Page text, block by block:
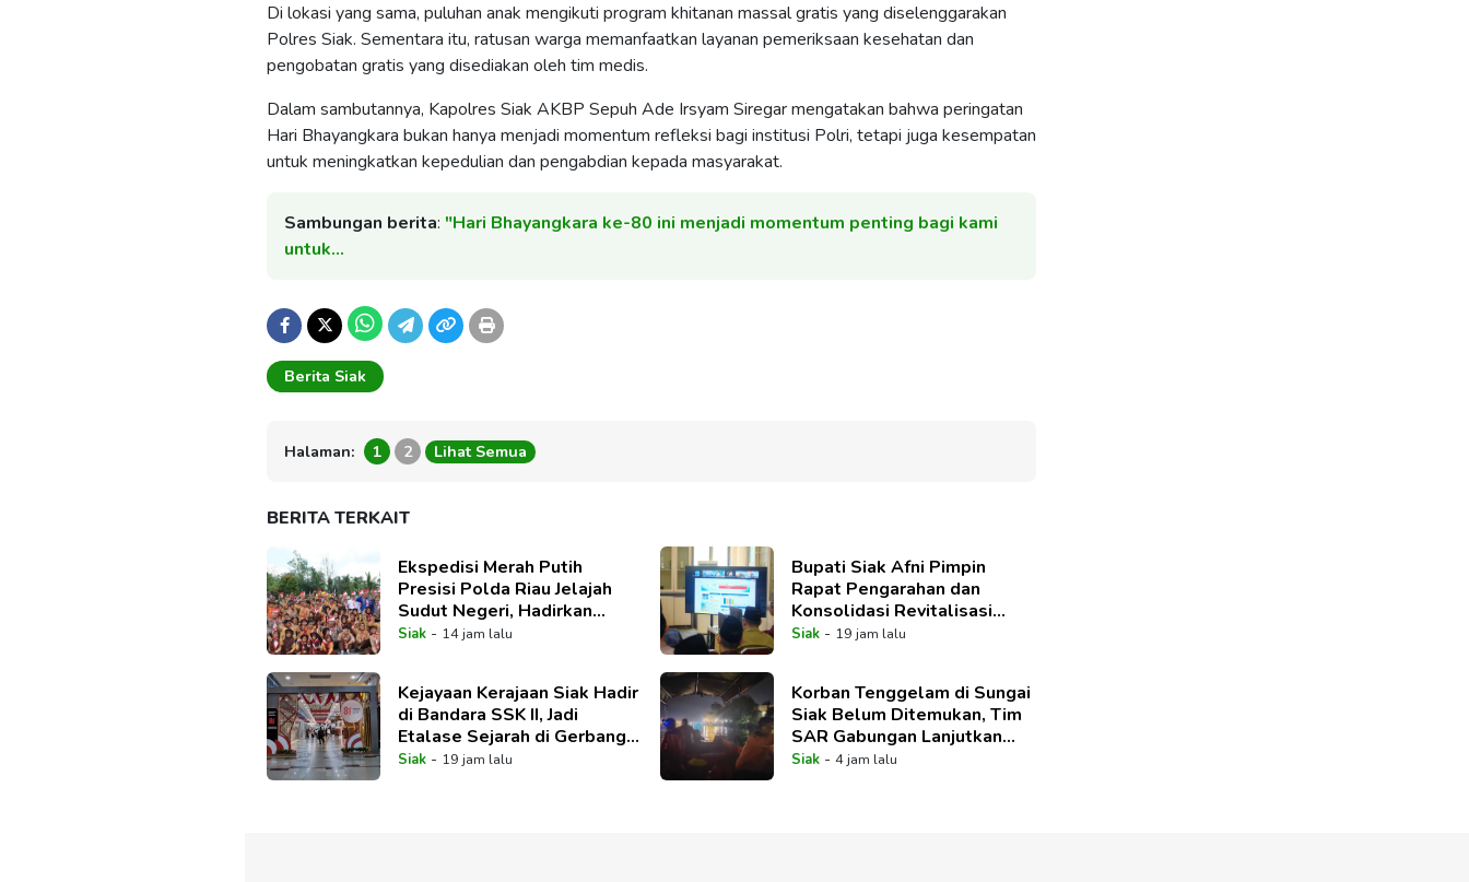
Di lokasi yang sama, puluhan anak mengikuti program khitanan massal gratis yang diselenggarakan
Polres Siak. Sementara itu, ratusan warga memanfaatkan layanan pemeriksaan kesehatan dan
pengobatan gratis yang disediakan oleh tim medis.
Dalam sambutannya, Kapolres Siak AKBP Sepuh Ade Irsyam Siregar mengatakan bahwa peringatan
Hari Bhayangkara bukan hanya menjadi momentum refleksi bagi institusi Polri, tetapi juga kesempatan
untuk meningkatkan kepedulian dan pengabdian kepada masyarakat.
Sambungan berita: "Hari Bhayangkara ke-80 ini menjadi momentum penting bagi kami
untuk…
Berita Siak
Halaman: 1 2 Lihat Semua
BERITA TERKAIT
Ekspedisi Merah Putih
Presisi Polda Riau Jelajah
Sudut Negeri, Hadirkan
Senyuman di Kampung Teluk
Siak - 14 jam lalu
Bupati Siak Afni Pimpin
Rapat Pengarahan dan
Konsolidasi Revitalisasi
Sekolah
Siak - 19 jam lalu
Kejayaan Kerajaan Siak Hadir
di Bandara SSK II, Jadi
Etalase Sejarah di Gerbang
Riau
Siak - 19 jam lalu
Korban Tenggelam di Sungai
Siak Belum Ditemukan, Tim
SAR Gabungan Lanjutkan
Pencarian
Siak - 4 jam lalu